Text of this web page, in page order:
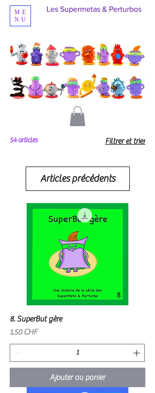
ME
NU
Les Supermetas & Perturbos
54 articles Filtrer et trier
Articles précédents
8. SuperBut gère
Prix
1.50 CHF
Ajouter au panier